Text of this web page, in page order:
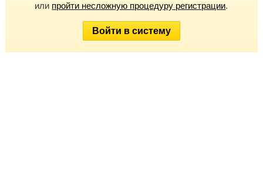
или пройти несложную процедуру регистрации.
Войти в систему